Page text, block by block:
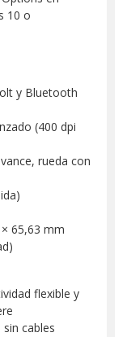
10 o
y Bluetooth
(400 dpi
rueda con
65,63 mm
flexible y
cables